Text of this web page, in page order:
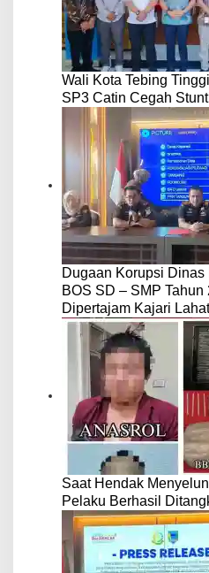
Wali Kota Tebing
SP3 Catin Cegah
Dugaan Korupsi
BOS SD – SMP
Dipertajam Kajari Lahat
Saat Hendak
Pelaku Berhasil